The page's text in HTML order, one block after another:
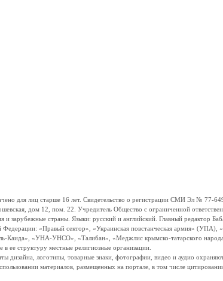
для лиц старше 16 лет. Свидетельство о регистрации СМИ Эл № 77-
дом 12, пом. 22. Учредитель Общество с ограниченной
зарубежные страны. Языки: русский и английский. Главный
Федерации: «Правый сектор», «Украинская повстанческая армия»
Каида», «УНА-УНСО», «Талибан», «Меджлис крымско-татарского
ее структуру местные религиозные организации.
дизайна, логотипы, товарные знаки, фотографии, видео и аудио
материалов, размещенных на портале, в том числе